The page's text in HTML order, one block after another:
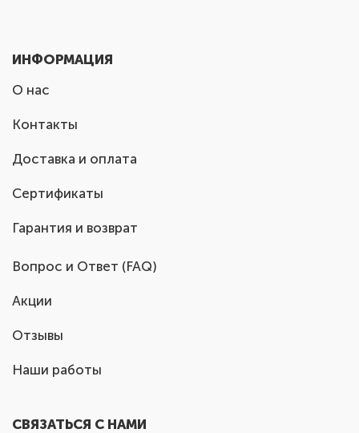
ИНФОРМАЦИЯ
О нас
Контакты
Доставка и оплата
Сертификаты
Гарантия и возврат
Вопрос и Ответ (FAQ)
Акции
Отзывы
Наши работы
СВЯЗАТЬСЯ С НАМИ